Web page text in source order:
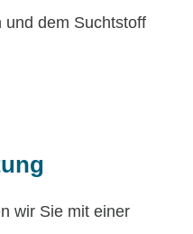
und dem Suchtstoff
wir Sie mit einer